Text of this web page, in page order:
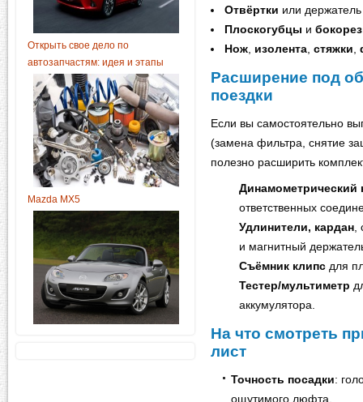
Открыть свое дело по
автозапчастям: идея и этапы
Mazda MX5
Отвёртки или
Плоскогубцы и
Нож изолента стяжки
Расширение под
поездки
Если вы самостоятельно
(замена фильтра, снятие
полезно расширить
Динамометрический
ответственных
Удлинители, кардан
и магнитный
Съёмник клипс для
Тестер/мультиметр
аккумулятора.
На что смотреть
лист
Точность посадки:
ощутимого люфта.